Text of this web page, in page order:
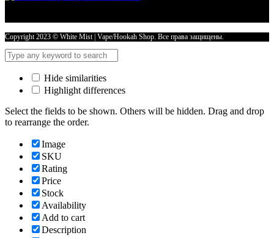
Copyright 2023 © White Mist | Vape/Hookah Shop. Все права защищены.
Hide similarities
Highlight differences
Select the fields to be shown. Others will be hidden. Drag and drop
to rearrange the order.
Image
SKU
Rating
Price
Stock
Availability
Add to cart
Description